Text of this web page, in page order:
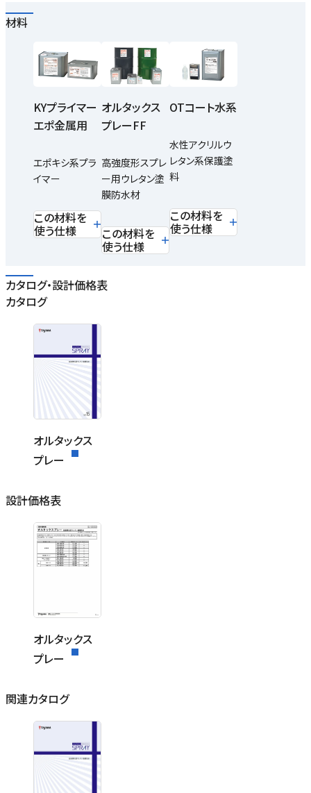
材料
KYプライマー
エポ金属用
エポキシ系プラ
イマー
この材料を
使う仕様
オルタックス
プレーFF
高強度形スプレ
ー用ウレタン塗
膜防水材
この材料を
使う仕様
OTコート水系
水性アクリルウ
レタン系保護塗
料
この材料を
使う仕様
カタログ・設計価格表
カタログ
オルタックス
プレー
設計価格表
オルタックス
プレー
関連カタログ